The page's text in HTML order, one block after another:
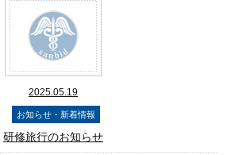
2025.05.19
お知らせ・新着情報
研修旅行のお知らせ